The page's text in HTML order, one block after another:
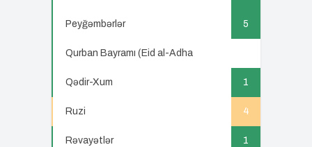
Peyğəmbərlər 5
Qurban Bayramı (Eid al-Adha
Qədir-Xum 1
Ruzi 4
Rəvayətlər 1